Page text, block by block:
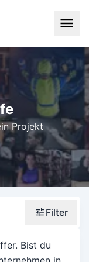
Projekt
Filter
Bist du